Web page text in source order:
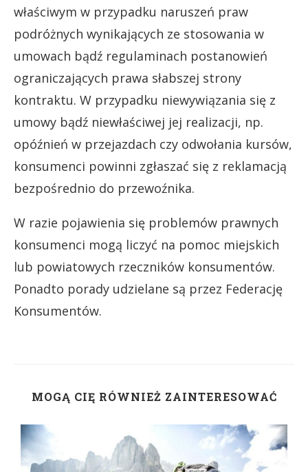
właściwym w przypadku naruszeń praw
podróżnych wynikających ze stosowania w
umowach bądź regulaminach postanowień
ograniczających prawa słabszej strony
kontraktu. W przypadku niewywiązania się z
umowy bądź niewłaściwej jej realizacji, np.
opóźnień w przejazdach czy odwołania kursów,
konsumenci powinni zgłaszać się z reklamacją
bezpośrednio do przewoźnika.
W razie pojawienia się problemów prawnych
konsumenci mogą liczyć na pomoc miejskich
lub powiatowych rzeczników konsumentów.
Ponadto porady udzielane są przez Federację
Konsumentów.
MOGĄ CIĘ RÓWNIEŻ ZAINTERESOWAĆ